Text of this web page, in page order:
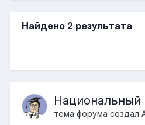
Найдено 2 результата
Национальный
тема форума создал